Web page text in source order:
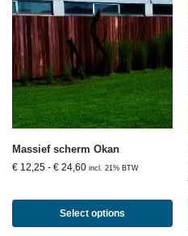
Massief scherm Okan
€ 12,25 - € 24,60 incl. 21% BTW
Select options